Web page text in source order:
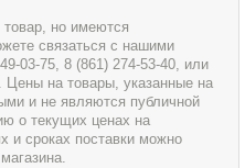
но имеются
связаться с нашими
03-75, 8 (861) 274-53-40, или
Цены на товары, указанные на
и не являются публичной
о текущих ценах на
и сроках поставки можно